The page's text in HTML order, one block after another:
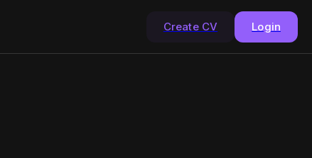
Create CV Login